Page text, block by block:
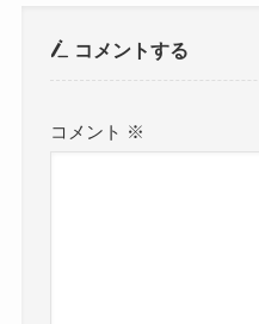
コメントする
コメント ※